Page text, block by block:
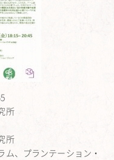
所
所
、プランテーション・